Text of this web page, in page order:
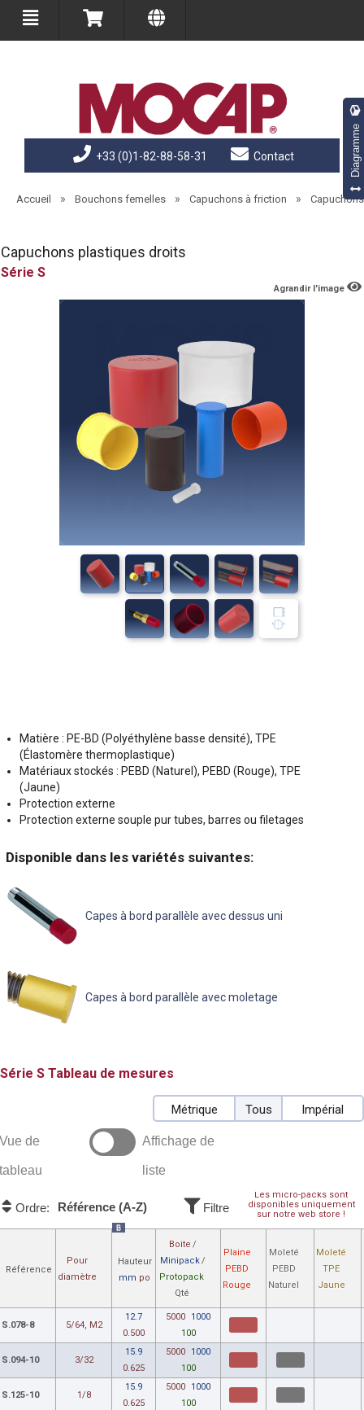
+33 (0)1-82-88-58-31 Contact
Accueil » Bouchons femelles » Capuchons à friction »
Capuchons plastiques droits
S
Agrandir l'image
Matière : PE-BD (Polyéthylène basse densité), TPE
(Élastomère thermoplastique)
Matériaux stockés : PEBD (Naturel), PEBD (Rouge), TPE
(Jaune)
Protection externe
Protection externe souple pur tubes, barres ou filetages
Disponible dans les variétés suivantes:
Capes à bord parallèle avec dessus uni
Capes à bord parallèle avec moletage
S Tableau de mesures
Métrique Tous Impérial
Vue de
tableau
Affichage de
liste
Les micro-packs sont
disponibles uniquement
sur notre web store !
Ordre: Référence (A-Z) Filtre
Référence
Pour
diamètre
B
Hauteur
mm po
Boite /
Minipack/
Protopack
Qté
Plaine
PEBD
Rouge
Moleté
PEBD
Naturel
Moleté
TPE
Jaune
S.078-8 5/64, M2
12.7
0.500
5000
1000
100
S.094-10 3/32
15.9
0.625
5000
1000
100
S.125-10 1/8
15.9
0.625
5000
1000
100
Diagramme